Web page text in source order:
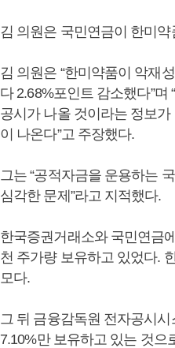
김 의원은 국민연금이 한미
김 의원은 “한미약품이 악재
다 2.68%포인트 감소했다”
공시가 나올 것이라는 정보
이 나온다”고 주장했다.
그는 “공적자금을 운용하는
심각한 문제”라고 지적했다.
한국증권거래소와 국민연금
천 주가량 보유하고 있었다.
모다.
그 뒤 금융감독원 전자공시
7.10%만 보유하고 있는 것으